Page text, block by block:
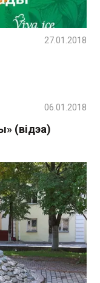
27.01.2018
(відэа)
06.01.2018